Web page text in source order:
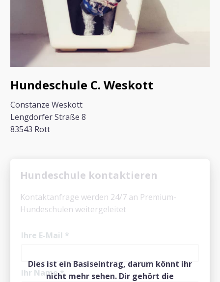
Hundeschule C. Weskott
Constanze Weskott
Lengdorfer Straße 8
83543 Rott
Dies ist ein Basiseintrag, darum könnt ihr
nicht mehr sehen. Dir gehört die
Hundeschule kontaktieren
Kontaktanfrage werden 24/7 an Premium-
Hundeschulen weitergeleitet
Ihre E-Mail *
Ihr Name*